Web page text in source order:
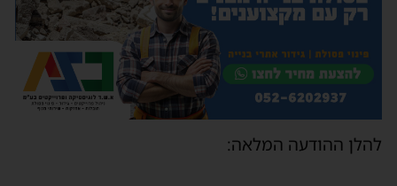
להלן ההודעה המלאה: